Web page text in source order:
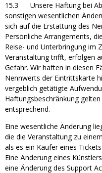
15.3 Unsere Haftung bei
sonstigen wesentlichen
sich auf die Erstattung des
Persönliche Arrangements,
Reise- und Unterbringung im
Veranstaltung trifft, erfolgen
Gefahr. Wir haften in diesen
Nennwerts der Eintrittskarte
vergeblich getätigte
Haftungsbeschränkung
entsprechend.
Eine wesentliche Änderung
die die Veranstaltung zu
als es ein Käufer eines
Eine Änderung eines
eine Änderung des Support